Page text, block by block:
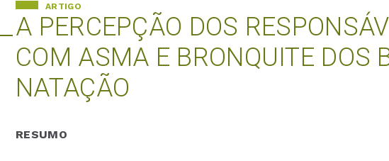
A PERCEPÇÃO DOS
COM ASMA E BRONQUITE DOS
NATAÇÃO
ARTIGO
RESUMO